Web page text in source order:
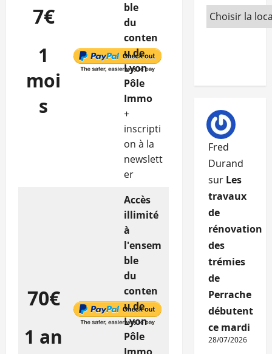
7€
1
moi
s
ble
du
conten
u de
Lyon
Pôle
Immo
+
inscripti
on à la
newslett
er
70€
1 an
Accès
illimité
à
l'ensem
ble
du
conten
u de
Lyon
Pôle
Fred
Durand
sur Les
travaux
de
rénovation
des
trémies
de
Perrache
débutent
ce mardi
28/07/2026